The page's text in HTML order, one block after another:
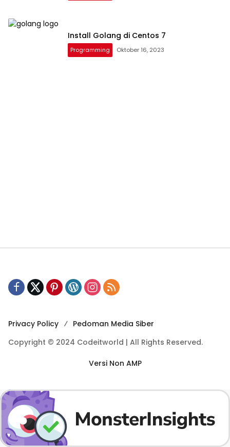
Install Golang di Centos 7
Programming Oktober 16, 2023
Privacy Policy
Pedoman Media Siber
Copyright © 2024 Codeitworld | All Rights Reserved.
Versi Non AMP